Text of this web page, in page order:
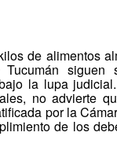
de alimentos
siguen
la lupa
no advierte
por la
de los